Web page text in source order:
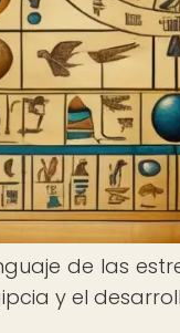
de las
y el